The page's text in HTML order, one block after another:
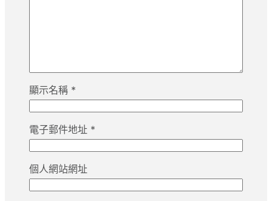
顯示名稱 *
電子郵件地址 *
個人網站網址